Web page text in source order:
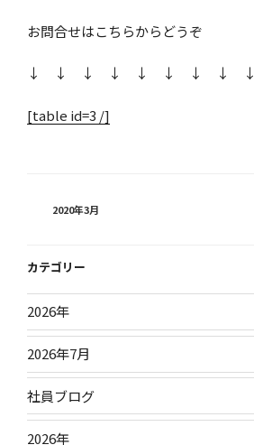
お問合せはこちらからどうぞ
↓ ↓ ↓ ↓ ↓ ↓ ↓ ↓ ↓
[table id=3 /]
カ
リ
ー
2020年3月
カテゴリー
2026年
2026年7月
社員ブログ
2026年